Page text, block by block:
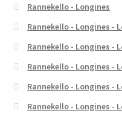
Rannekello - Longines
Rannekello - Longines -
Rannekello - Longines -
Rannekello - Longines -
Rannekello - Longines -
Rannekello - Longines -